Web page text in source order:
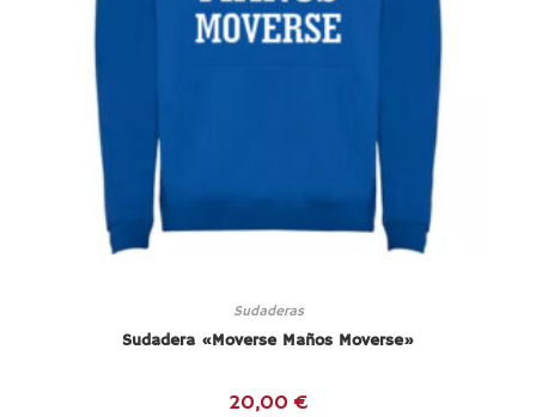
Sudaderas
Sudadera «Moverse Maños Moverse»
20,00 €